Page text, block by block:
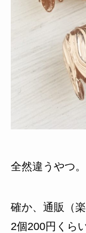
全然違うやつ。
確か、通販（
2個200円くら